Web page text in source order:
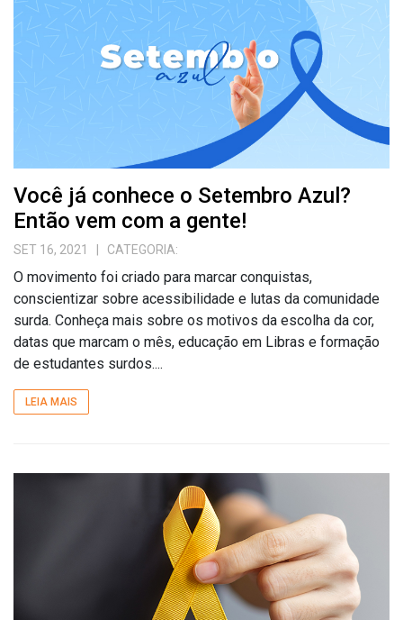
Você já conhece o Setembro Azul?
Então vem com a gente!
SET 16, 2021 | CATEGORIA:
O movimento foi criado para marcar conquistas,
conscientizar sobre acessibilidade e lutas da comunidade
surda. Conheça mais sobre os motivos da escolha da cor,
datas que marcam o mês, educação em Libras e formação
de estudantes surdos....
LEIA MAIS